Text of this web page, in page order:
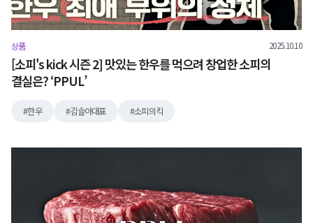
상품 2025.10.10
[소피's kick 시즌 2] 맛있는 한우를 먹으려 창업한 소피의
결실은? ‘PPUL’
한우 김슬아대표 소피의킥